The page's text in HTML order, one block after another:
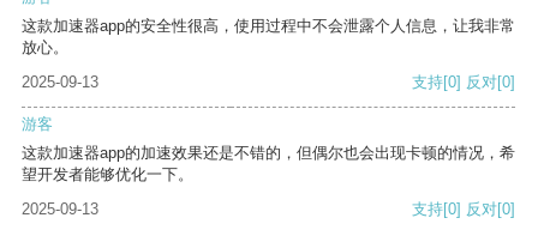
这款加速器app的安全性很高，使用过程中不会泄露个人信息，让我非常
放心。
2025-09-13
支持[0] 反对[0]
游客
这款加速器app的加速效果还是不错的，但偶尔也会出现卡顿的情况，希
望开发者能够优化一下。
2025-09-13
支持[0] 反对[0]